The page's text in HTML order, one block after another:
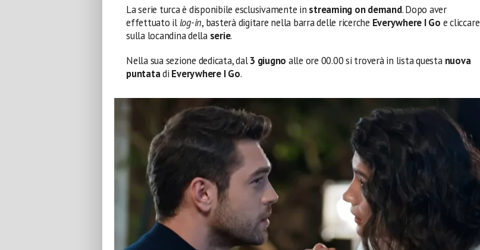
La serie turca è disponibile esclusivamente in streaming on demand. Dopo aver
effettuato illog-in, basterà digitare nella barra delle ricerche Everywhere I Go e cliccare
sulla locandina della serie.
Nella sua sezione dedicata, dal3 giugno alle ore 00.00 si troverà in lista questa nuova
puntatadi Everywhere I Go.